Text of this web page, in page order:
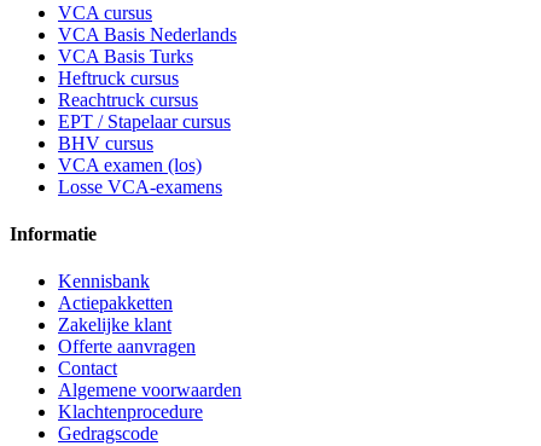
VCA cursus
VCA Basis Nederlands
VCA Basis Turks
Heftruck cursus
Reachtruck cursus
EPT / Stapelaar cursus
BHV cursus
VCA examen (los)
Losse VCA-examens
Informatie
Kennisbank
Actiepakketten
Zakelijke klant
Offerte aanvragen
Contact
Algemene voorwaarden
Klachtenprocedure
Gedragscode